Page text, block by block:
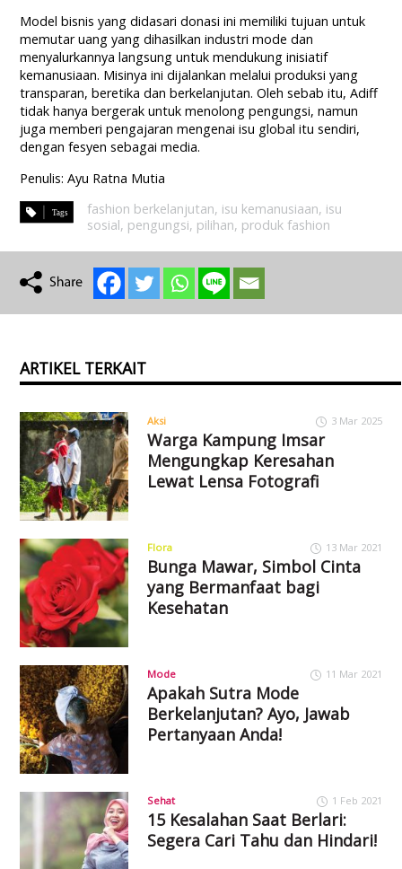
Model bisnis yang didasari donasi ini memiliki tujuan untuk
memutar uang yang dihasilkan industri mode dan
menyalurkannya langsung untuk mendukung inisiatif
kemanusiaan. Misinya ini dijalankan melalui produksi yang
transparan, beretika dan berkelanjutan. Oleh sebab itu, Adiff
tidak hanya bergerak untuk menolong pengungsi, namun
juga memberi pengajaran mengenai isu global itu sendiri,
dengan fesyen sebagai media.
Penulis: Ayu Ratna Mutia
fashion berkelanjutan, isu kemanusiaan, isu
sosial, pengungsi, pilihan, produk fashion
ARTIKEL TERKAIT
Aksi 3 Mar 2025
Warga Kampung Imsar
Mengungkap Keresahan
Lewat Lensa Fotografi
Flora 13 Mar 2021
Bunga Mawar, Simbol Cinta
yang Bermanfaat bagi
Kesehatan
Mode 11 Mar 2021
Apakah Sutra Mode
Berkelanjutan? Ayo, Jawab
Pertanyaan Anda!
Sehat 1 Feb 2021
15 Kesalahan Saat Berlari:
Segera Cari Tahu dan Hindari!